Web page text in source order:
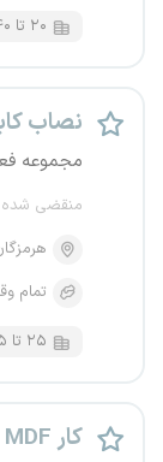
۲۰ تا ۴۰ میلیون تومان
نصاب
مجموعه
منقضی شده
تمام
۲۵ تا ۴۵ میلیون تومان
MDF کار